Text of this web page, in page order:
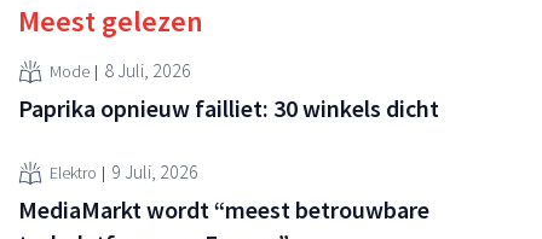
Meest gelezen
Mode 8 Juli, 2026
Paprika opnieuw failliet: 30 winkels dicht
Elektro 9 Juli, 2026
MediaMarkt wordt “meest betrouwbare